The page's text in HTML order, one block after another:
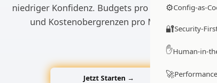
⚙️Config-as-
🔐Security-
✋Human-in-
🚀Performance
niedriger Konfidenz. Budgets pro Konversation
und Kostenobergrenzen pro Mandant.
Jetzt Starten →